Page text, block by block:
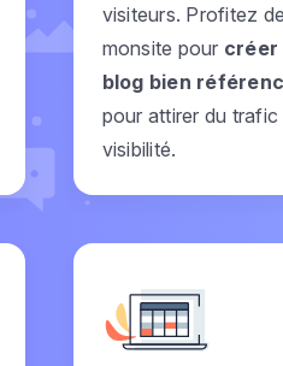
visiteurs. Profitez
monsite pour créer
blog bien
pour attirer du trafic
visibilité.